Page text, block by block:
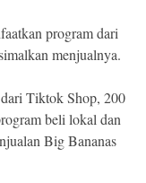
program dari
menjualnya.
Tiktok Shop, 200
beli lokal dan
Big Bananas